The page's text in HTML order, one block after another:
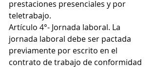
prestaciones presenciales y por
teletrabajo.
Artículo 4°- Jornada laboral. La
jornada laboral debe ser pactada
previamente por escrito en el
contrato de trabajo de conformidad